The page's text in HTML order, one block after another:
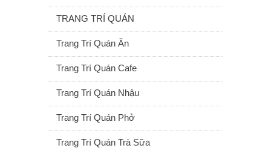
TRANG TRÍ QUÁN
Trang Trí Quán Ăn
Trang Trí Quán Cafe
Trang Trí Quán Nhậu
Trang Trí Quán Phở
Trang Trí Quán Trà Sữa